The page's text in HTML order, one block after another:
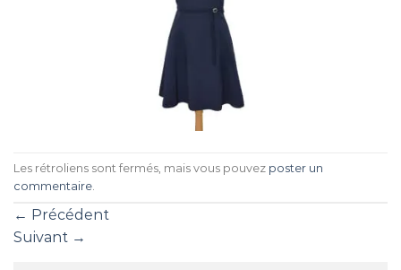
Les rétroliens sont fermés, mais vous pouvez poster un
commentaire
← Précédent
Suivant →